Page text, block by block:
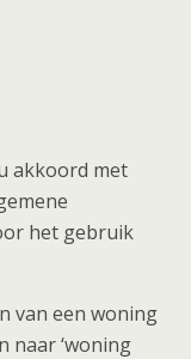
akkoord met
het gebruik
van een woning
naar ‘woning